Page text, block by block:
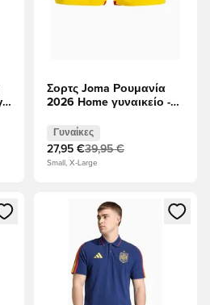
Σορτς Joma Ρουμανία
2026 Home γυναικείο -
Γυναίκες
27,95 €39,95 €
Small, X-Large
συνδεθείτε ή να εγγραφείτε ως
Ανοίγει ένα Modal για να